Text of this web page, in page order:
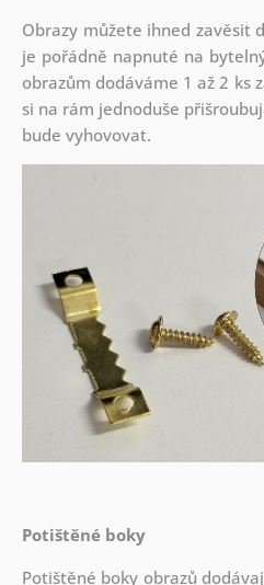
Obrazy můžete ihned zavěsit
je pořádně napnuté na
obrazům dodáváme 1 až 2 ks
si na rám jednoduše
bude vyhovovat.
Potištěné boky
Potištěné boky obrazů